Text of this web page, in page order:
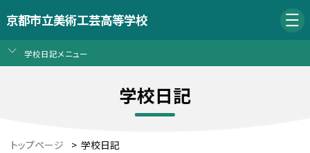
京都市立美術工芸高等学校
学校日記メニュー
学校日記
トップページ > 学校日記